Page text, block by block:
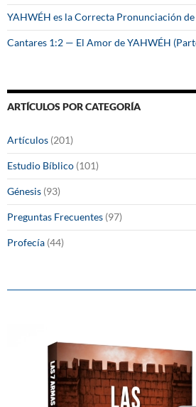
Cantares 1:2 — El Amor de YAHWÉH
ARTÍCULOS POR CATEGORÍA
Artículos (201)
Estudio Bíblico (101)
Génesis (93)
Preguntas Frecuentes (97)
Profecía (44)